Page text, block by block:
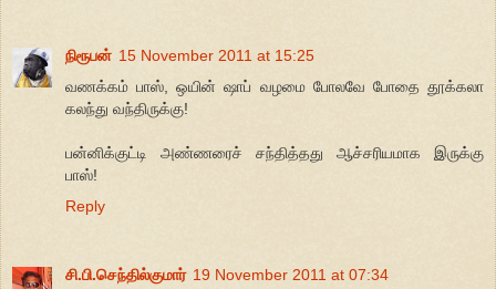
நிரூபன் 15 November 2011 at 15:25
வணக்கம் பாஸ், ஒயின் ஷாப் வழமை போலவே போதை தூக்கலா
கலந்து வந்திருக்கு!
பன்னிக்குட்டி அண்ணரைச் சந்தித்தது ஆச்சரியமாக இருக்கு
பாஸ்!
Reply
சி.பி.செந்தில்குமார் 19 November 2011 at 07:34